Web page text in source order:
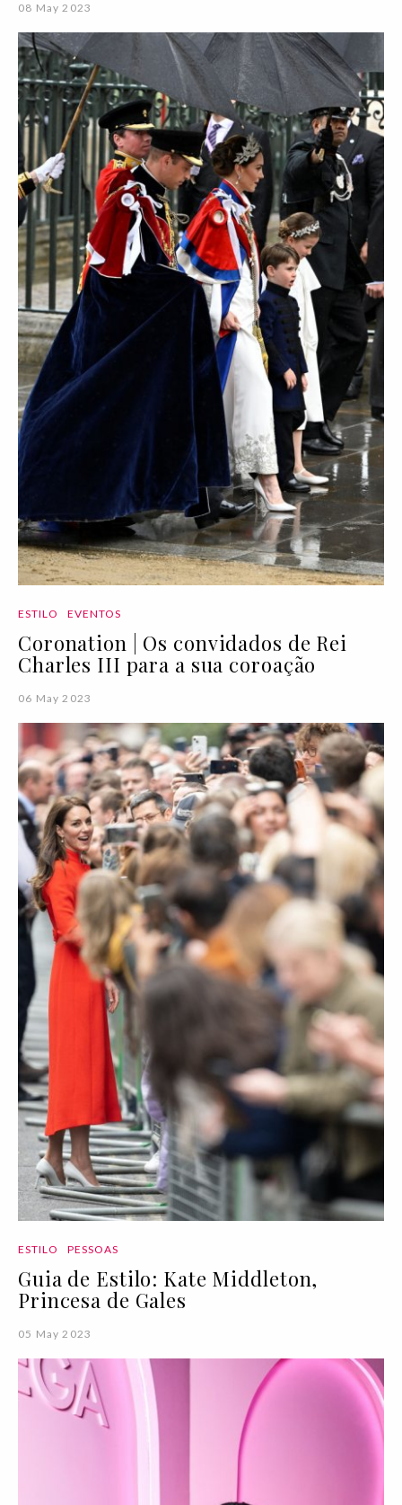
08 May 2023
ESTILO EVENTOS
Coronation | Os convidados de Rei
Charles III para a sua coroação
06 May 2023
ESTILO PESSOAS
Guia de Estilo: Kate Middleton,
Princesa de Gales
05 May 2023